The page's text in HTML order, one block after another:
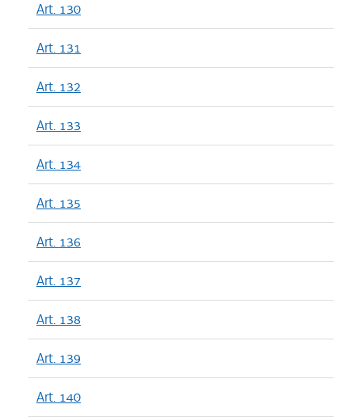
Art. 130
Art. 131
Art. 132
Art. 133
Art. 134
Art. 135
Art. 136
Art. 137
Art. 138
Art. 139
Art. 140